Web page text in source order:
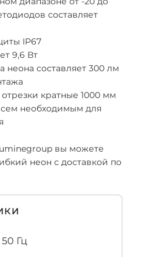
составляет
IP67
9,6 Вт
неона составляет 300 лм
кратные 1000 мм
необходимым для
вы можете
неон с доставкой по
Гц